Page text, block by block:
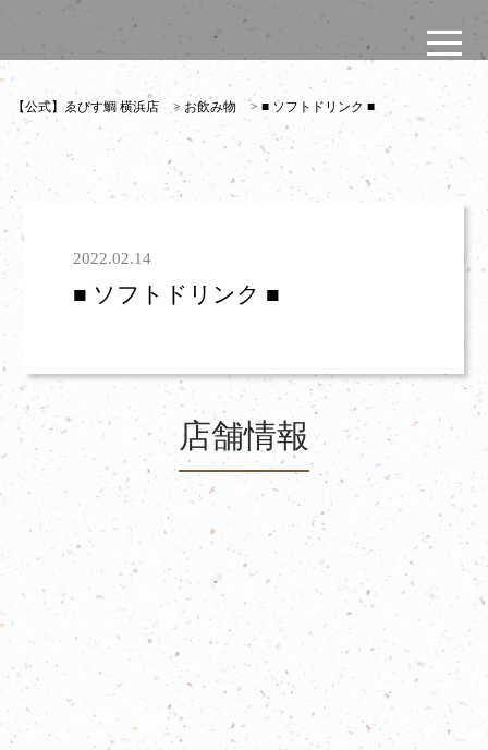
【公式】ゑびす鯛 横浜店 > お飲み物 >■ ソフトドリンク ■
2022.02.14
■ ソフトドリンク ■
店舗情報